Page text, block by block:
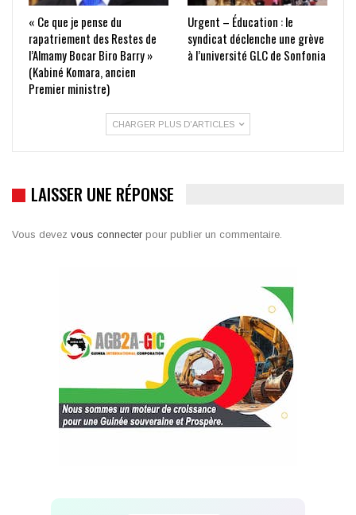
« Ce que je pense du
rapatriement des Restes de
l’Almamy Bocar Biro Barry »
(Kabiné Komara, ancien
Premier ministre)
Urgent – Éducation : le
syndicat déclenche une grève
à l’université GLC de Sonfonia
CHARGER PLUS D'ARTICLES
LAISSER UNE RÉPONSE
Vous devez vous connecter pour publier un commentaire.